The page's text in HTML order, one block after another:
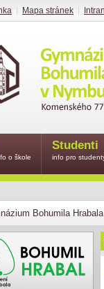
Bohumila
o škole
Studenti
info pro
Mapa stránek